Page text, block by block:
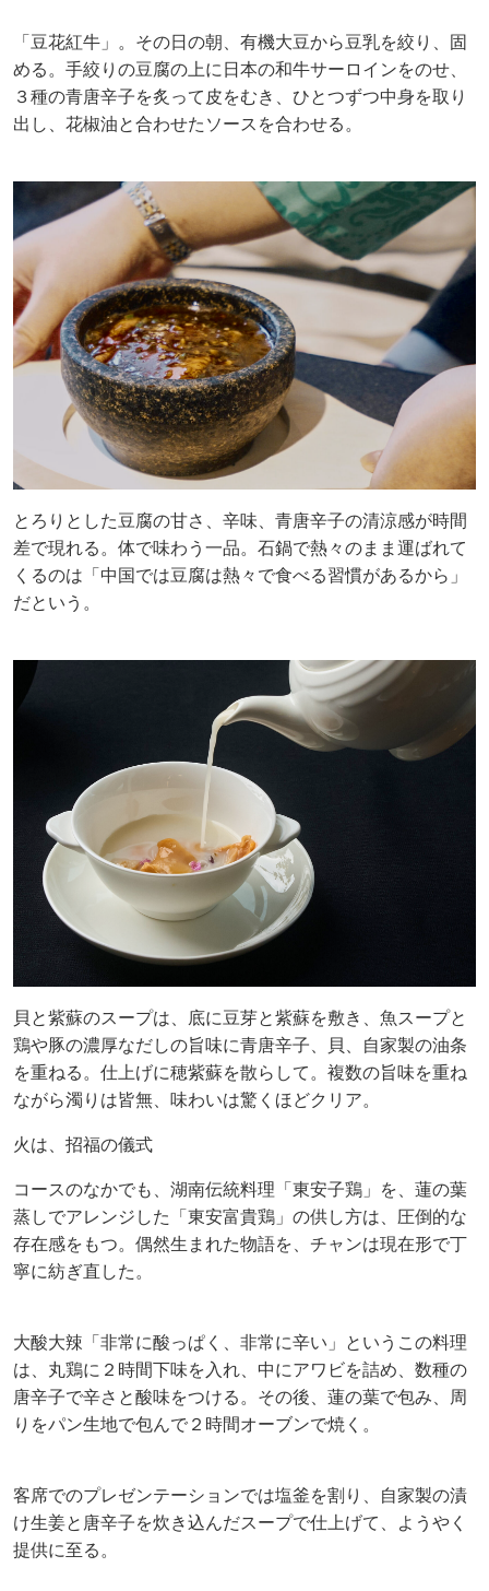
「豆花紅牛」。その日の朝、有機大豆から豆乳を絞り、固
める。手絞りの豆腐の上に日本の和牛サーロインをのせ、
３種の青唐辛子を炙って皮をむき、ひとつずつ中身を取り
出し、花椒油と合わせたソースを合わせる。
とろりとした豆腐の甘さ、辛味、青唐辛子の清涼感が時間
差で現れる。体で味わう一品。石鍋で熱々のまま運ばれて
くるのは「中国では豆腐は熱々で食べる習慣があるから」
だという。
貝と紫蘇のスープは、底に豆芽と紫蘇を敷き、魚スープと
鶏や豚の濃厚なだしの旨味に青唐辛子、貝、自家製の油条
を重ねる。仕上げに穂紫蘇を散らして。複数の旨味を重ね
ながら濁りは皆無、味わいは驚くほどクリア。
火は、招福の儀式
コースのなかでも、湖南伝統料理「東安子鶏」を、蓮の葉
蒸しでアレンジした「東安富貴鶏」の供し方は、圧倒的な
存在感をもつ。偶然生まれた物語を、チャンは現在形で丁
寧に紡ぎ直した。
大酸大辣「非常に酸っぱく、非常に辛い」というこの料理
は、丸鶏に２時間下味を入れ、中にアワビを詰め、数種の
唐辛子で辛さと酸味をつける。その後、蓮の葉で包み、周
りをパン生地で包んで２時間オーブンで焼く。
客席でのプレゼンテーションでは塩釜を割り、自家製の漬
け生姜と唐辛子を炊き込んだスープで仕上げて、ようやく
提供に至る。